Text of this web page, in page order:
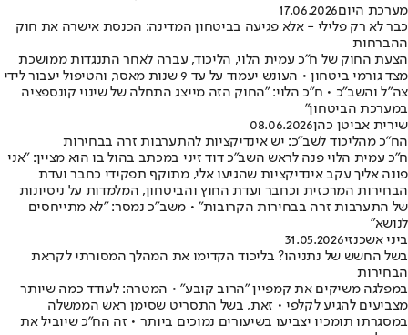
מערכת היום17.06.2026
כבר לא רק פלילי - אלא פגיעה בביטחון המדינה: הכנסת אישרה את חוק
ההברחות
הצעת החוק של ח"כ עמית הלוי, הליכוד, עברה לאחר התנגדות ממושכת
מצד גורמי ביטחון • העונש יעמוד על עד 9 שנות מאסר, והטיפול יעבור לידי
צה"ל והשב"כ • ח"כ הלוי: "החוק הזה מייצג התחלה של שינוי קונספציה
במערכת הביטחון"
שירית אביטן כהן08.06.2026
הח"כ מהליכוד לשב"כ: יש אינדיקציות להתערבות זרה בבחירות
ח״כ עמית הלוי פנה לראש השב"כ דוד זיני במכתב בהול בו הוא מציין: "אני
פונה אליך עקב אינדיקציות שהגיעו אלי, מתוקף תפקידי כחבר ועדת
הבחירות המרכזית וכחבר ועדת החוץ והביטחון, המלמדות על ניסיונות
של התערבות זרה בבחירות הקרובות״ • משב״כ נמסר: "לא מתייחסים
לנושא"
ביני אשכנזי31.05.2026
בשל החשש של נתניהו? בליכוד הקדימו את המהלך המסורתי לקראת
הבחירות
במפלגה משיקים את קמפיין "הרוב קובע" • המטרה: לעודד כמה שיותר
מצביעים להגיע לקלפי • זאת, בשל התסריט שסימן ראש הממשלה
במסגרתו תומכיו יצביעו בשיעורים נמוכים ביותר • זה הח"כ שיוביל את